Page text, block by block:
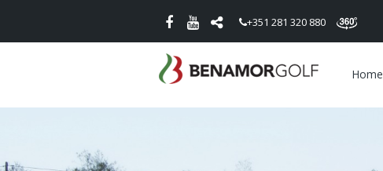
+351 281 320 880
Home